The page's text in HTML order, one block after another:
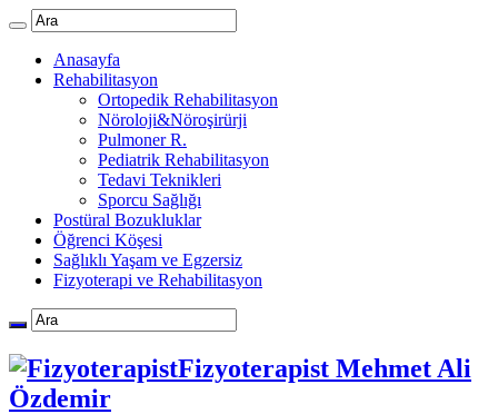
Anasayfa
Rehabilitasyon
Ortopedik Rehabilitasyon
Nöroloji&Nöroşirürji
Pulmoner R.
Pediatrik Rehabilitasyon
Tedavi Teknikleri
Sporcu Sağlığı
Postüral Bozukluklar
Öğrenci Köşesi
Sağlıklı Yaşam ve Egzersiz
Fizyoterapi ve Rehabilitasyon
Fizyoterapist Mehmet Ali
Özdemir